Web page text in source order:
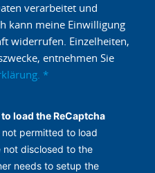
verarbeitet und
kann meine Einwilligung
widerrufen. Einzelheiten,
entnehmen Sie
*
load the ReCaptcha
permitted to load
disclosed to the
needs to setup the